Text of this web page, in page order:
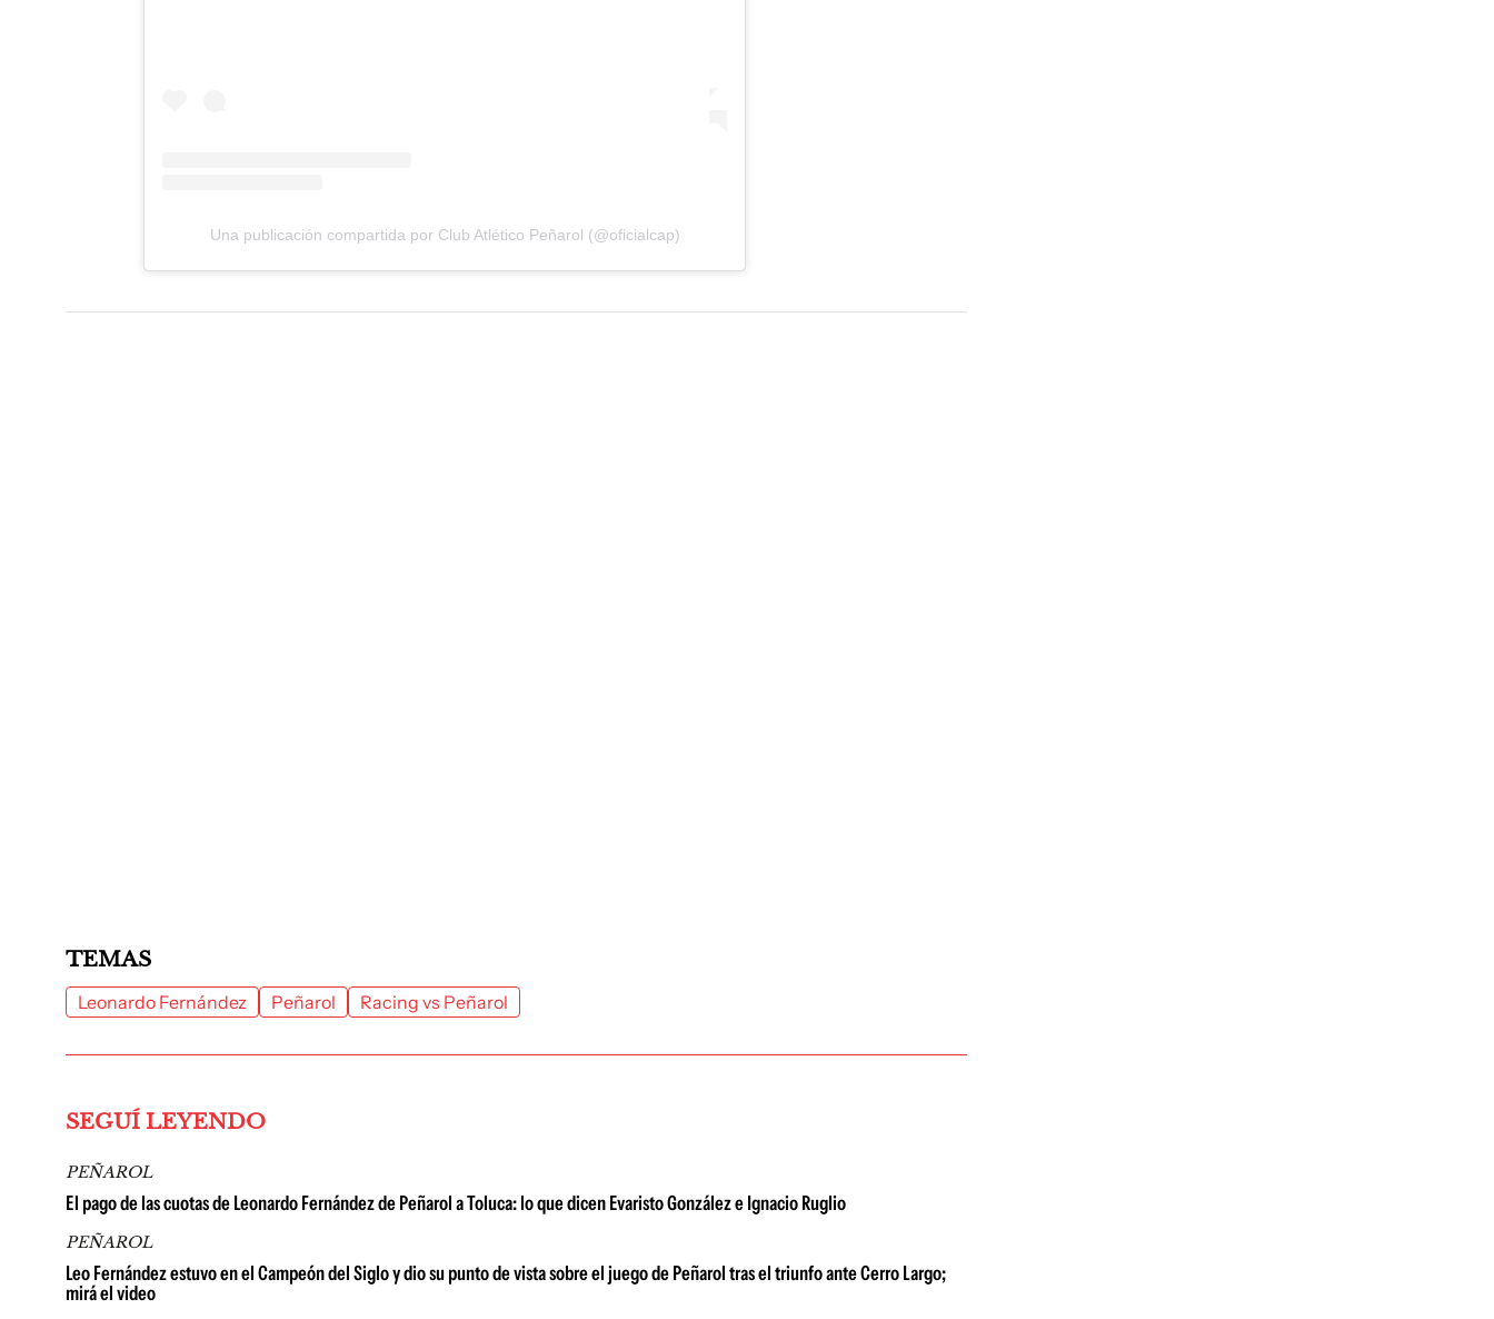
Una publicación compartida por Club Atlético Peñarol (@oficialcap)
TEMAS
Leonardo Fernández Peñarol Racing vs Peñarol
SEGUÍ LEYENDO
PEÑAROL
El pago de las cuotas de Leonardo Fernández de Peñarol a Toluca: lo que dicen Evaristo González e Ignacio Ruglio
PEÑAROL
Leo Fernández estuvo en el Campeón del Siglo y dio su punto de vista sobre el juego de Peñarol tras el triunfo ante Cerro Largo;
mirá el video